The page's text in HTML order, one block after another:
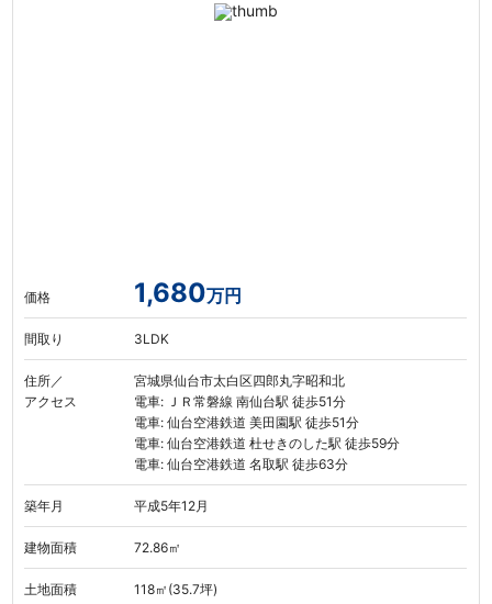
価格 1,680万円
間取り 3LDK
住所／
アクセス
宮城県仙台市太白区四郎丸字昭和北
電車: ＪＲ常磐線 南仙台駅 徒歩51分
電車: 仙台空港鉄道 美田園駅 徒歩51分
電車: 仙台空港鉄道 杜せきのした駅 徒歩59分
電車: 仙台空港鉄道 名取駅 徒歩63分
築年月 平成5年12月
建物面積 72.86㎡
土地面積 118㎡(35.7坪)